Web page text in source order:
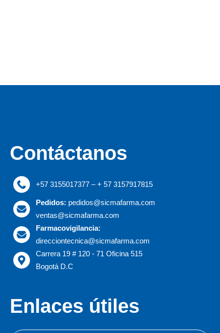
Contáctanos
+57 3155017377 – + 57 3157917815
Pedidos: pedidos@sicmafarma.com
ventas@sicmafarma.com
Farmacovigilancia:
direcciontecnica@sicmafarma.com
Carrera 19 # 120 - 71 Oficina 515
Bogotá D.C
Enlaces útiles